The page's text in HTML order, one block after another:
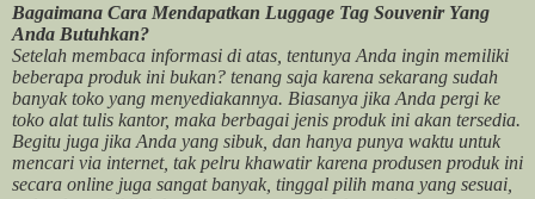
Bagaimana Cara Mendapatkan Luggage Tag Souvenir Yang
Anda Butuhkan?
Setelah membaca informasi di atas, tentunya Anda ingin memiliki
beberapa produk ini bukan? tenang saja karena sekarang sudah
banyak toko yang menyediakannya. Biasanya jika Anda pergi ke
toko alat tulis kantor, maka berbagai jenis produk ini akan tersedia.
Begitu juga jika Anda yang sibuk, dan hanya punya waktu untuk
mencari via internet, tak pelru khawatir karena produsen produk ini
secara online juga sangat banyak, tinggal pilih mana yang sesuai,